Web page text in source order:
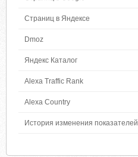
Страниц в Яндексе
Dmoz
Яндекс Каталог
Alexa Traffic Rank
Alexa Country
История изменения показателей